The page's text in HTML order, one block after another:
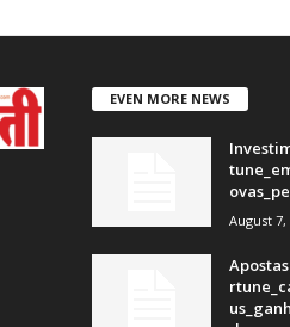
EVEN MORE NEWS
August 7,